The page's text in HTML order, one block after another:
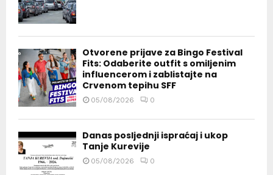
Otvorene prijave za Bingo Festival
Fits: Odaberite outfit s omiljenim
influencerom i zablistajte na
Crvenom tepihu SFF
05/08/2026 0
Danas posljednji ispraćaj i ukop
Tanje Kurevije
05/08/2026 0